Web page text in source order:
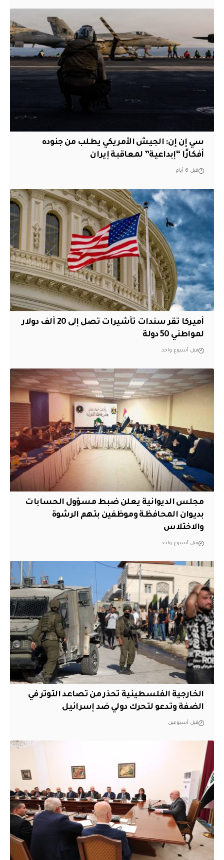
سي إن إن: الجيش الأمريكي يطلب من جنوده
أفكارًا “إبداعية” لمعاقبة إيران
قبل 6 أيام
أميركا تقر سندات تأشيرات تصل إلى 20 ألف دولار
لمواطني 50 دولة
قبل أسبوع واحد
مجلس الديوانية يعلن ضبط مسؤول الحسابات
بديوان المحافظة وموظفين بتهم الرشوة
والاختلاس
قبل أسبوع واحد
الخارجية الفلسطينية تحذر من تصاعد التوتر في
الضفة وتدعو لتحرك دولي ضد إسرائيل
قبل أسبوعين